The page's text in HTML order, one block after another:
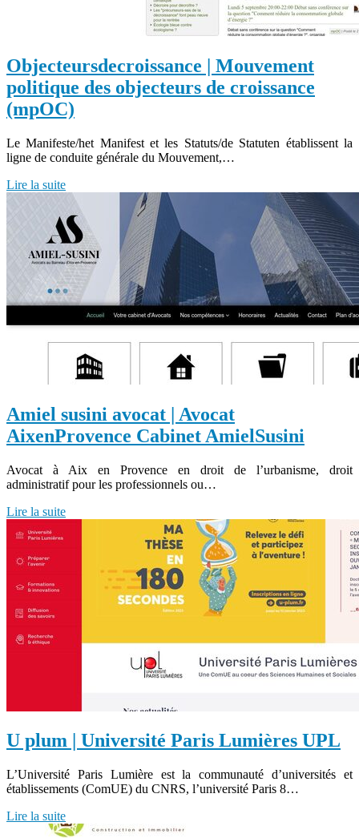
Ob­jecteursdecroissan­ce | Mouvement
politique des objecteurs de croissance
(mpOC)
Le Manifeste/het Manifest et les Statuts/de Statuten établissent la
ligne de conduite générale du Mouvement,…
Lire la suite
Amiel susini avocat | Avocat
AixenProvence Cabinet AmielSusini
Avocat à Aix en Provence en droit de l’urbanisme, droit
administratif pour les professionnels ou…
Lire la suite
U plum | Université Paris Lumières UPL
L’Université Paris Lumière est la communauté d’universités et
établissements (ComUE) du CNRS, l’université Paris 8…
Lire la suite